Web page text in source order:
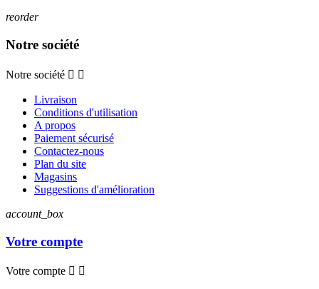
reorder
Notre société
Notre société  
Livraison
Conditions d'utilisation
A propos
Paiement sécurisé
Contactez-nous
Plan du site
Magasins
Suggestions d'amélioration
account_box
Votre compte
Votre compte  